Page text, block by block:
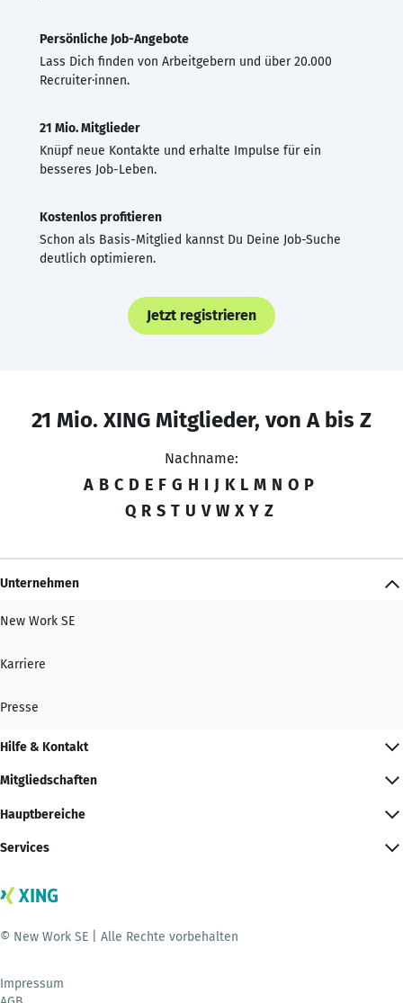
Persönliche Job-Angebote
Lass Dich finden von Arbeitgebern und über 20.000
Recruiter·innen.
21 Mio. Mitglieder
Knüpf neue Kontakte und erhalte Impulse für ein
besseres Job-Leben.
Kostenlos profitieren
Schon als Basis-Mitglied kannst Du Deine Job-Suche
deutlich optimieren.
Jetzt registrieren
21 Mio. XING Mitglieder, von A bis Z
Nachname:
A B C D E F G H I J K L M N O P
Q R S T U V W X Y Z
Unternehmen
New Work SE
Karriere
Presse
Hilfe & Kontakt
Mitgliedschaften
Hauptbereiche
Services
© New Work SE | Alle Rechte vorbehalten
Impressum